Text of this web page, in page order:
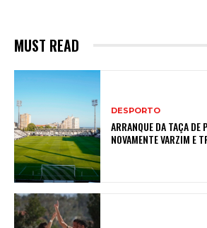
MUST READ
DESPORTO
ARRANQUE DA TAÇA DE
NOVAMENTE VARZIM E